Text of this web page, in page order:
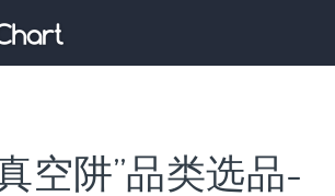
空阱”品类选品-